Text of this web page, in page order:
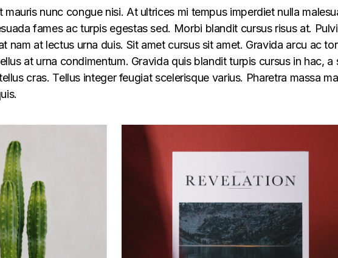
nunc congue nisi. At ultrices mi tempus imperdiet nulla
fames ac turpis egestas sed. Morbi blandit cursus risus at.
nam at lectus urna duis. Sit amet cursus sit amet. Gravida arcu ac
at urna condimentum. Gravida quis blandit turpis cursus in hac, a
cras. Tellus integer feugiat scelerisque varius. Pharetra massa